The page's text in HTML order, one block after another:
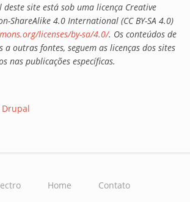
site está sob uma licença Creative
ShareAlike 4.0 International (CC BY-SA 4.0)
licenses/by-sa/4.0/. Os conteúdos de
outras fontes, seguem as licenças dos sites
nas publicações específicas.
Drupal
Home Contato